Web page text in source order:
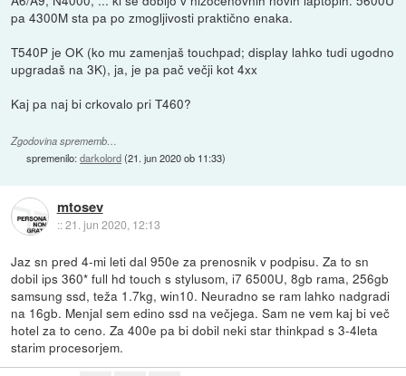
pa 4300M sta pa po zmogljivosti praktično enaka.
T540P je OK (ko mu zamenjaš touchpad; display lahko tudi ugodno
upgradaš na 3K), ja, je pa pač večji kot 4xx
Kaj pa naj bi crkovalo pri T460?
Zgodovina sprememb…
spremenilo:darkolord(21. jun 2020 ob 11:33)
mtosev
::21. jun 2020, 12:13
Jaz sn pred 4-mi leti dal 950e za prenosnik v podpisu. Za to sn
dobil ips 360* full hd touch s stylusom, i7 6500U, 8gb rama, 256gb
samsung ssd, teža 1.7kg, win10. Neuradno se ram lahko nadgradi
na 16gb. Menjal sem edino ssd na večjega. Sam ne vem kaj bi več
hotel za to ceno. Za 400e pa bi dobil neki star thinkpad s 3-4leta
starim procesorjem.